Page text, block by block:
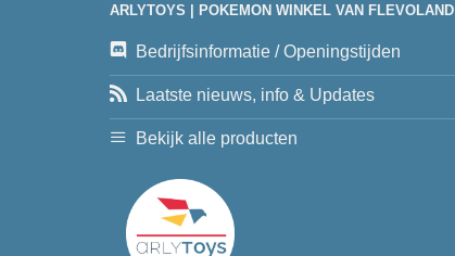
ARLYTOYS | POKEMON WINKEL VAN FLEVOLAND
Bedrijfsinformatie / Openingstijden
Laatste nieuws, info & Updates
Bekijk alle producten